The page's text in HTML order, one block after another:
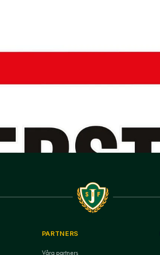
PARTNERS
Våra partners